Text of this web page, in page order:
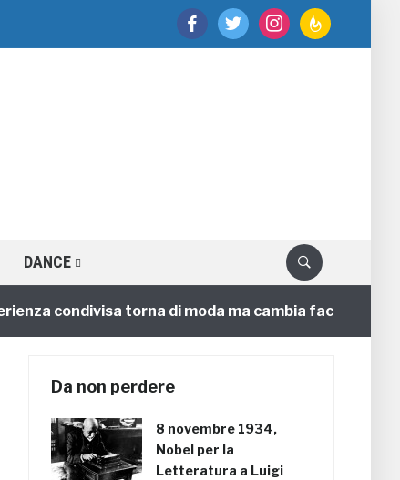
facebooktwitter instagramfeedburner
DANCE
condivisa torna di moda ma cambia faccia
Da non perdere
8 novembre 1934,
Nobel per la
Letteratura a Luigi